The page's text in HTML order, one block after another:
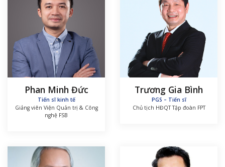
Phan Minh Đức
Tiến sĩ kinh tế
Giảng viên Viện Quản trị & Công
nghệ FSB
Trương Gia Bình
PGS – Tiến sĩ
Chủ tịch HĐQT Tập đoàn FPT